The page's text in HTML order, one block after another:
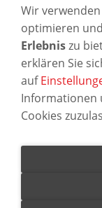
Widerrufsrecht
Wir
optimieren
Erlebniszu
erklären Sie
auf
Informationen
Cookies